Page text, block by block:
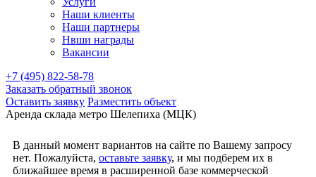
Наши клиенты
Наши партнеры
Нвши награды
Вакансии
+7 (495) 822-58-78
Заказать обратный звонок
Оставить заявку Разместить объект
Аренда склада метро Шелепиха (МЦК)
В данный момент вариантов на сайте по Вашему запросу
нет. Пожалуйста, оставьте заявку, и мы подберем их в
ближайшее время в расширенной базе коммерческой